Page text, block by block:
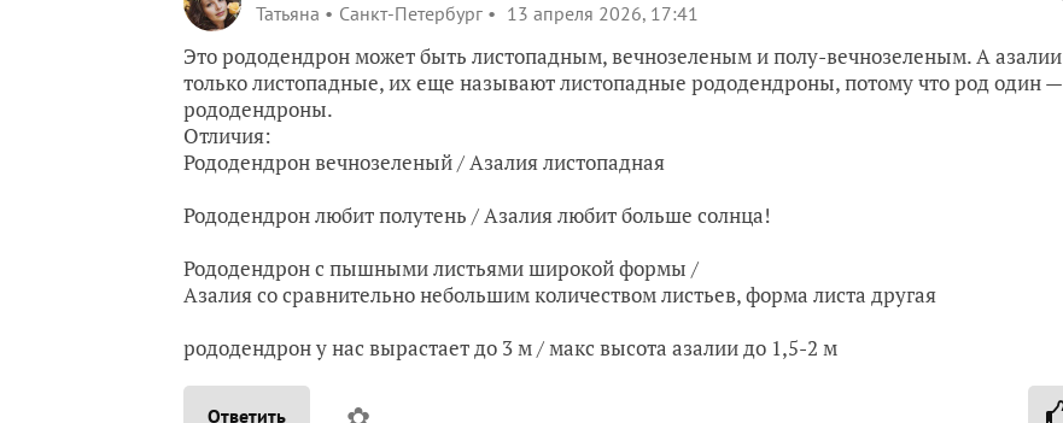
Татьяна
Санкт-Петербург 13 апреля 2026, 17:41
Это рододендрон может быть листопадным, вечнозеленым и полу-вечнозеленым. А азалии
только листопадные, их еще называют листопадные рододендроны, потому что род один —
рододендроны.
Отличия:
Рододендрон вечнозеленый / Азалия листопадная
Рододендрон любит полутень / Азалия любит больше солнца!
Рододендрон с пышными листьями широкой формы /
Азалия со сравнительно небольшим количеством листьев, форма листа другая
рододендрон у нас вырастает до 3 м / макс высота азалии до 1,5-2 м
Ответить